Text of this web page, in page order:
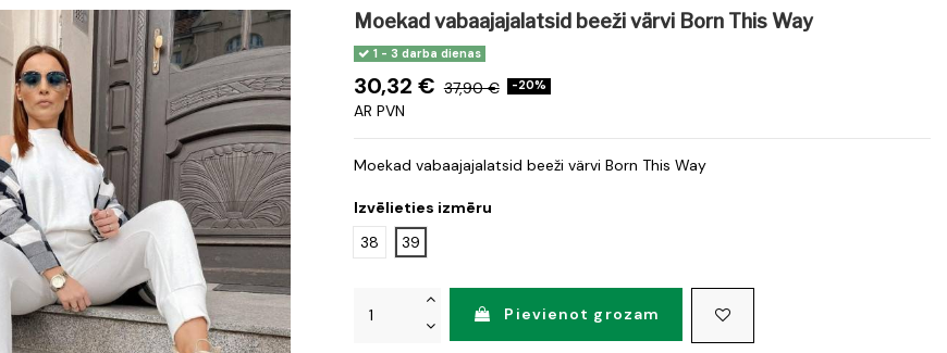
Moekad vabaajajalatsid beeži värvi Born This Way
1 - 3 darba dienas
30,32 € 37,90 € -20%
AR PVN
Moekad vabaajajalatsid beeži värvi Born This Way
Izvēlieties izmēru
38
39
Pievienot grozam